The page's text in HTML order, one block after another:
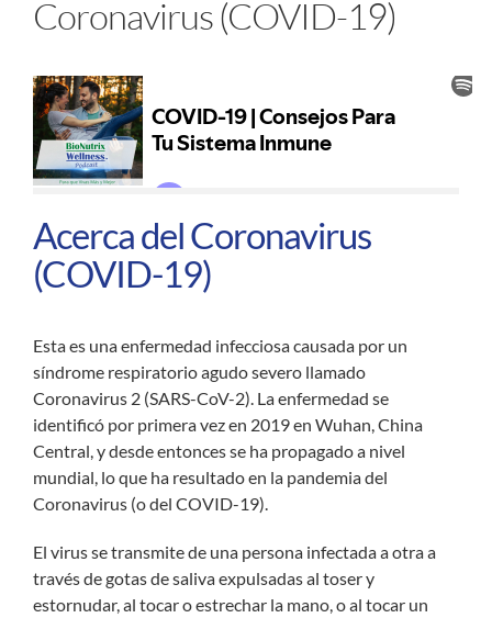
Coronavirus (COVID-19)
Acerca del Coronavirus
(COVID-19)
Esta es una enfermedad infecciosa causada por un
síndrome respiratorio agudo severo llamado
Coronavirus 2 (SARS-CoV-2). La enfermedad se
identificó por primera vez en 2019 en Wuhan, China
Central, y desde entonces se ha propagado a nivel
mundial, lo que ha resultado en la pandemia del
Coronavirus (o del COVID-19).
El virus se transmite de una persona infectada a otra a
través de gotas de saliva expulsadas al toser y
estornudar, al tocar o estrechar la mano, o al tocar un